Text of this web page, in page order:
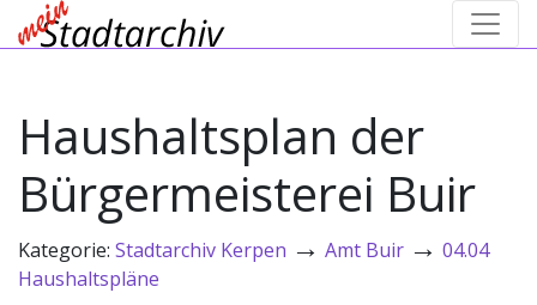
Haushaltsplan der
Bürgermeisterei Buir
Kategorie: Stadtarchiv Kerpen → Amt Buir → 04.04
Haushaltspläne